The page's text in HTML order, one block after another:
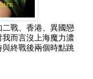
戰、香港、異國戀
而言沒上海魔力濃
終戰後兩個時點跳